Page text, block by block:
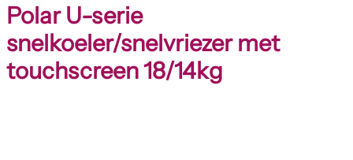
Polar U-serie
snelkoeler/snelvriezer met
touchscreen 18/14kg